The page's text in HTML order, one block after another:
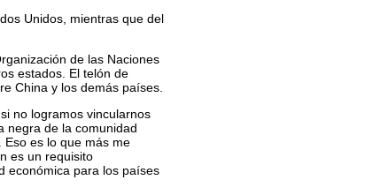
Unidos, mientras que del
de las Naciones
estados. El telón de
China y los demás países.
no logramos vincularnos
negra de la comunidad
Eso es lo que más me
es un requisito
económica para los países